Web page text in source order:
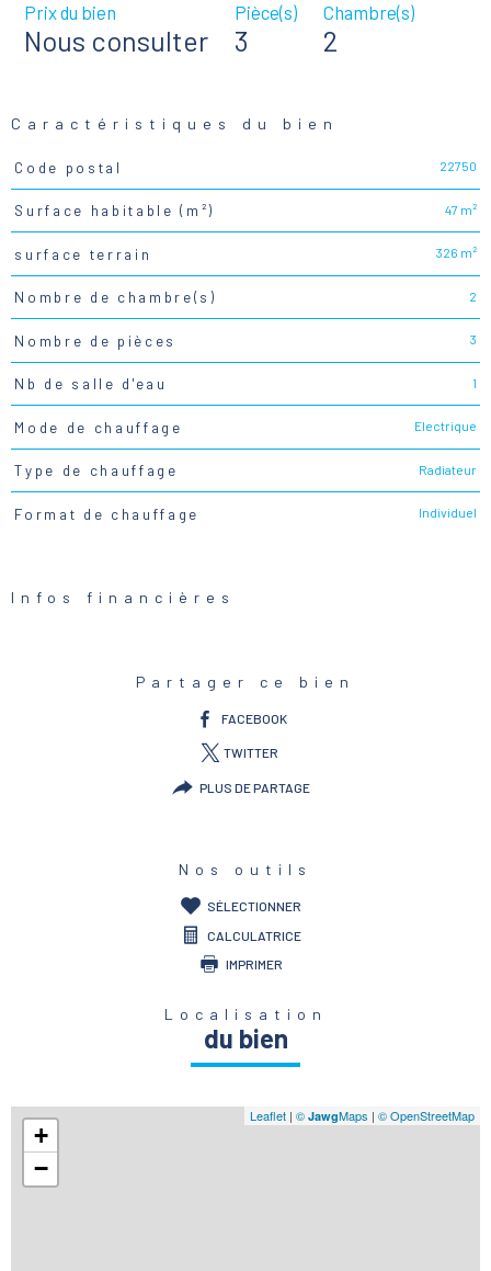
Prix du bien
Nous consulter
Pièce(s)
3
Chambre(s)
2
Caractéristiques du bien
Caractéristiques
Code postal 22750
Surface habitable (m²) 47 m²
surface terrain 326 m²
Nombre de chambre(s) 2
Nombre de pièces 3
Nb de salle d'eau 1
Mode de chauffage Electrique
Type de chauffage Radiateur
Format de chauffage Individuel
Infos financières
Partager ce bien
FACEBOOK
TWITTER
PLUS DE PARTAGE
Nos outils
SÉLECTIONNER
CALCULATRICE
IMPRIMER
Localisation
du bien
+
−
Leaflet | © JawgMaps | © OpenStreetMap